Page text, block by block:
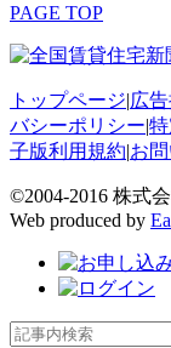
PAGE TOP
トップページ|広
バシーポリシー|
子版利用規約|お
©2004-2016 株式
Web produced by